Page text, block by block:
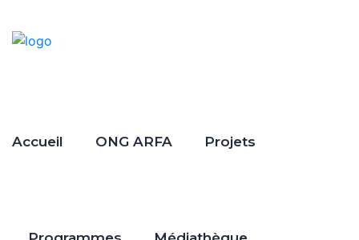
Accueil ONG ARFA Projets